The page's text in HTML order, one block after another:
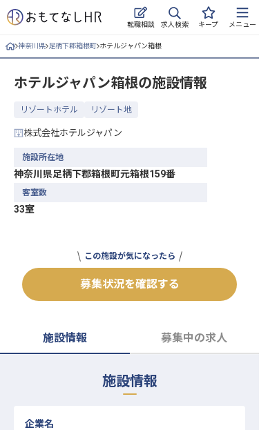
転職相談 求人検索 キープ メニュー
ログイン
求人・施設を探す
キープした求人
おもてなしHRについて
神奈川県 足柄下郡箱根町 ホテルジャパン箱根
ホテルジャパン箱根の施設情報
リゾートホテル リゾート地
株式会社ホテルジャパン
施設所在地
神奈川県足柄下郡箱根町元箱根159番
客室数
33室
この施設が気になったら
募集状況を確認する
施設情報 募集中の求人
施設情報
企業名